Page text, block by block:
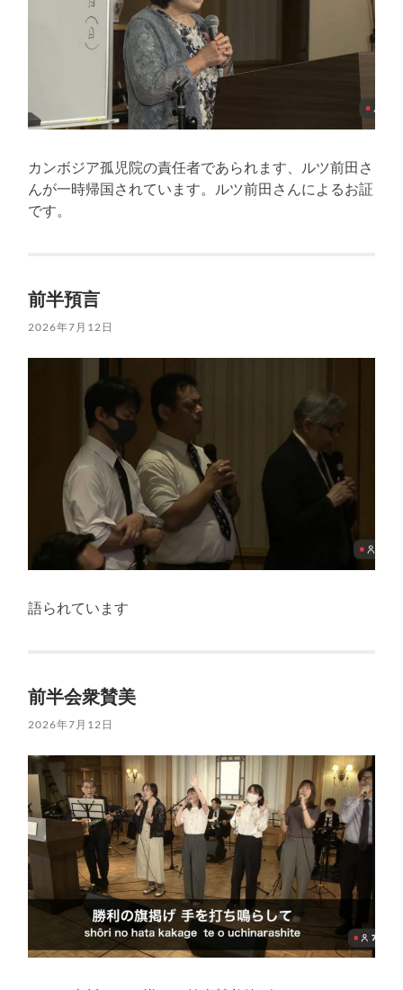
カンボジア孤児院の責任者であられます、ルツ前田さ
んが一時帰国されています。ルツ前田さんによるお証
です。
前半預言
2026年7月12日
語られています
前半会衆賛美
2026年7月12日